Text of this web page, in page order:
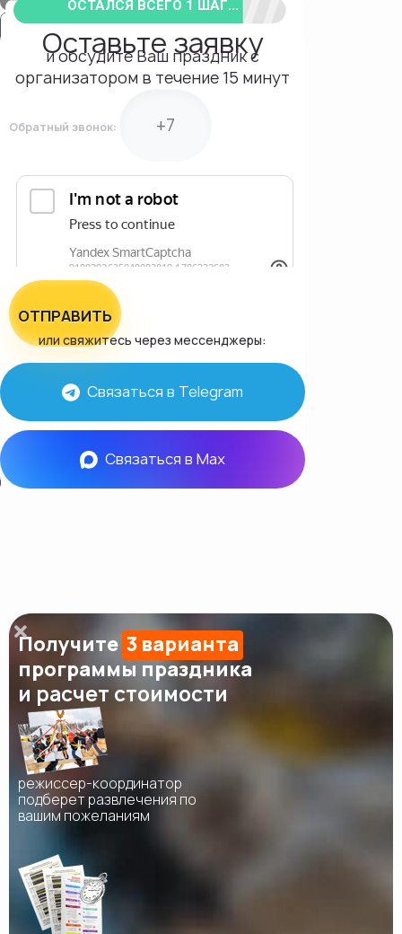
ОСТАЛСЯ ВСЕГО 1 ШАГ...
Оставьте заявку
и обсудите Ваш праздник с
организатором в течение 15 минут
Обратный звонок:
ОТПРАВИТЬ
или свяжитесь через мессенджеры:
Связаться в Telegram
Связаться в Max
Получите 3 варианта
программы праздника
и расчет стоимости
режиссер-координатор
подберет развлечения по
вашим пожеланиям